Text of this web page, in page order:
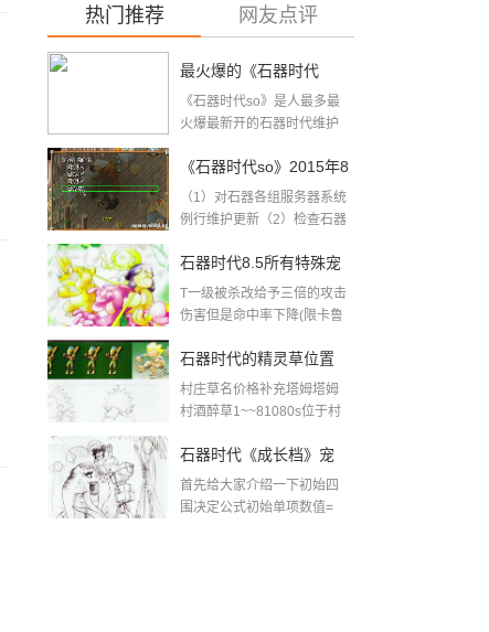
热门推荐 网友点评
最火爆的《石器时代
so》2015年9月15日周
护更新预告
《石器时代so》是人最多最
火爆最新开的石器时代维护
《石器时代so》2015年8
月11日周二早上5:10-
（1）对石器各组服务器系统
例行维护更新（2）检查石器
石器时代8.5所有特殊宠
技能大全
T一级被杀改给予三倍的攻击
伤害但是命中率下降(限卡鲁
石器时代的精灵草位置
村庄草名价格补充塔姆塔姆
村酒醉草1~~81080s位于村
石器时代《成长档》宠
物初始四围之谜
首先给大家介绍一下初始四
围决定公式初始单项数值=